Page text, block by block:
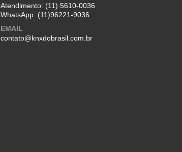
Atendimento: (11) 5610-0036
WhatsApp: (11)96221-9036
EMAIL
contato@knxdobrasil.com.br